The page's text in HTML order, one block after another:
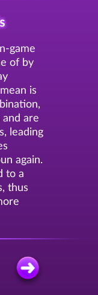
game
of by
is
are
leading
again.
to a
thus